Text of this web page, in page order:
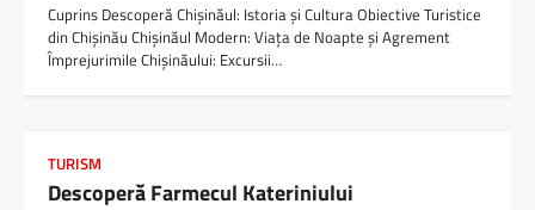
Cuprins Descoperă Chișinăul: Istoria și Cultura Obiective Turistice
din Chișinău Chișinăul Modern: Viața de Noapte și Agrement
Împrejurimile Chișinăului: Excursii…
TURISM
Descoperă Farmecul Kateriniului